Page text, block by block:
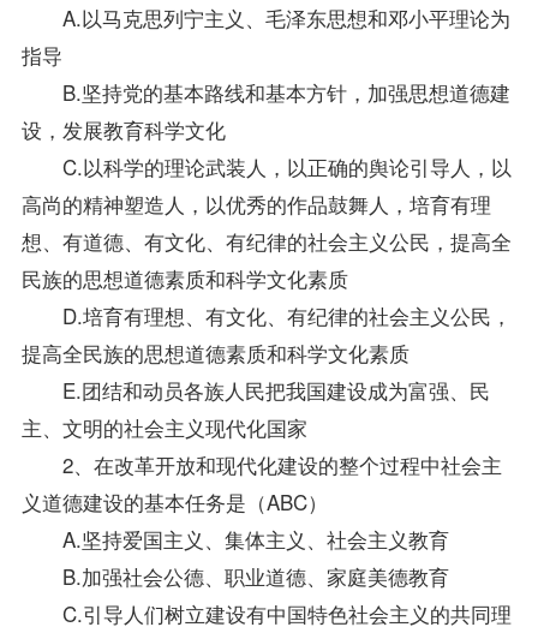
A.以马克思列宁主义、毛泽东思想和邓小平理论为
指导
B.坚持党的基本路线和基本方针，加强思想道德建
设，发展教育科学文化
C.以科学的理论武装人，以正确的舆论引导人，以
高尚的精神塑造人，以优秀的作品鼓舞人，培育有理
想、有道德、有文化、有纪律的社会主义公民，提高全
民族的思想道德素质和科学文化素质
D.培育有理想、有文化、有纪律的社会主义公民，
提高全民族的思想道德素质和科学文化素质
E.团结和动员各族人民把我国建设成为富强、民
主、文明的社会主义现代化国家
2、在改革开放和现代化建设的整个过程中社会主
义道德建设的基本任务是（ABC）
A.坚持爱国主义、集体主义、社会主义教育
B.加强社会公德、职业道德、家庭美德教育
C.引导人们树立建设有中国特色社会主义的共同理